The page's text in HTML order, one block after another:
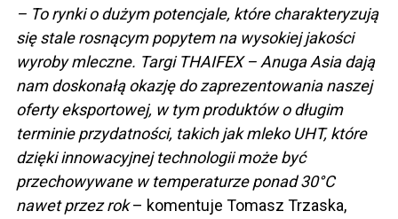
– To rynki o dużym potencjale, które charakteryzują
się stale rosnącym popytem na wysokiej jakości
wyroby mleczne. Targi THAIFEX – Anuga Asia dają
nam doskonałą okazję do zaprezentowania naszej
oferty eksportowej, w tym produktów o długim
terminie przydatności, takich jak mleko UHT, które
dzięki innowacyjnej technologii może być
przechowywane w temperaturze ponad 30°C
nawet przez rok– komentuje Tomasz Trzaska,